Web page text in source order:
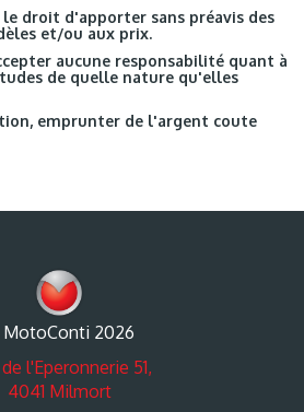
droit d'apporter sans préavis des
et/ou aux prix.
aucune responsabilité quant à
de quelle nature qu'elles
emprunter de l'argent coute
2026
l'Eperonnerie 51,
4041 Milmort